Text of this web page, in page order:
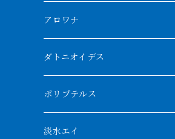
アロワナ
クンパイ
アブソリュートレッド
AGUS スーパーレッドF4
ダトニオイデス
シャムタイガー
特殊ダトニオ
ポリプテルス
モンスターポリプ
淡水エイ